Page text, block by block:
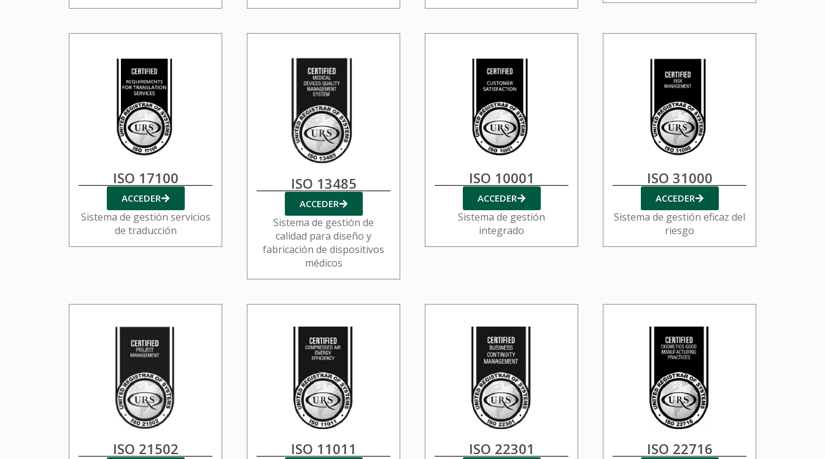
ISO 17100
ACCEDER
Sistema de gestión servicios
de traducción
ISO 13485
ACCEDER
Sistema de gestión de
calidad para diseño y
fabricación de dispositivos
médicos
ISO 10001
ACCEDER
Sistema de gestión
integrado
ISO 31000
ACCEDER
Sistema de gestión eficaz del
riesgo
ISO 21502 ISO 11011 ISO 22301 ISO 22716